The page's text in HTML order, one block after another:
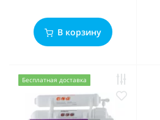
В корзину
Бесплатная доставка